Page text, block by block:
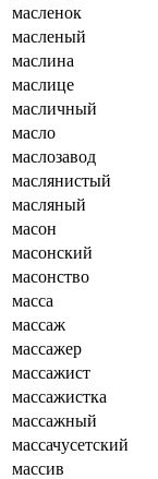
масленок
масленый
маслина
маслице
масличный
масло
маслозавод
маслянистый
масляный
масон
масонский
масонство
масса
массаж
массажер
массажист
массажистка
массажный
массачусетский
массив